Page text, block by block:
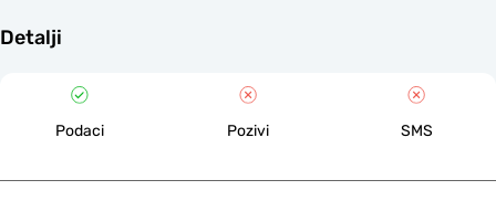
Detalji
Podaci Pozivi SMS